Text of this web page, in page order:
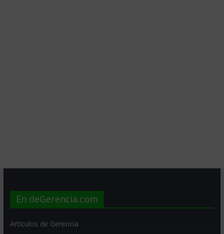
En deGerencia.com
Artículos de Gerencia